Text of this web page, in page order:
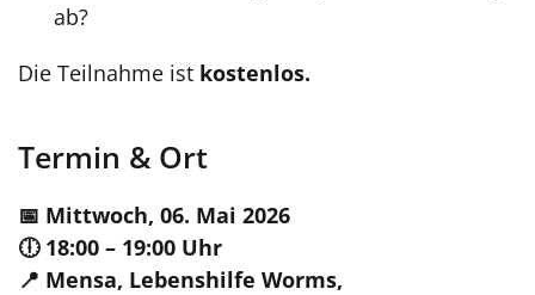
ab?
Die Teilnahme ist kostenlos.
Termin & Ort
📅 Mittwoch, 06. Mai 2026
🕕 18:00 – 19:00 Uhr
📍 Mensa, Lebenshilfe Worms,